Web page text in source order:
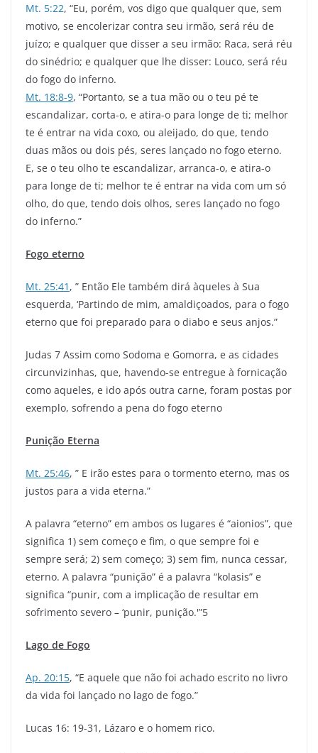
Mt. 5:22, “Eu, porém, vos digo que qualquer que, sem
motivo, se encolerizar contra seu irmão, será réu de
juízo; e qualquer que disser a seu irmão: Raca, será réu
do sinédrio; e qualquer que lhe disser: Louco, será réu
do fogo do inferno.
Mt. 18:8-9, “Portanto, se a tua mão ou o teu pé te
escandalizar, corta-o, e atira-o para longe de ti; melhor
te é entrar na vida coxo, ou aleijado, do que, tendo
duas mãos ou dois pés, seres lançado no fogo eterno.
E, se o teu olho te escandalizar, arranca-o, e atira-o
para longe de ti; melhor te é entrar na vida com um só
olho, do que, tendo dois olhos, seres lançado no fogo
do inferno.”
Fogo eterno
Mt. 25:41 , ” Então Ele também dirá àqueles à Sua
esquerda, ‘Partindo de mim, amaldiçoados, para o fogo
eterno que foi preparado para o diabo e seus anjos.”
Judas 7 Assim como Sodoma e Gomorra, e as cidades
circunvizinhas, que, havendo-se entregue à fornicação
como aqueles, e ido após outra carne, foram postas por
exemplo, sofrendo a pena do fogo eterno
Punição Eterna
Mt. 25:46, ” E irão estes para o tormento eterno, mas os
justos para a vida eterna.”
A palavra “eterno” em ambos os lugares é “aionios”, que
significa 1) sem começo e fim, o que sempre foi e
sempre será; 2) sem começo; 3) sem fim, nunca cessar,
eterno. A palavra “punição” é a palavra “kolasis” e
significa “punir, com a implicação de resultar em
sofrimento severo – ‘punir, punição.'”5
Lago de Fogo
Ap. 20:15, “E aquele que não foi achado escrito no livro
da vida foi lançado no lago de fogo.”
Lucas 16: 19-31, Lázaro e o homem rico.